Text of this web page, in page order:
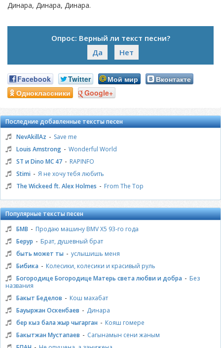
Динара, Динара, Динара.
Опрос: Верный ли текст песни?
Да
Нет
Facebook Twitter Мой мир
Вконтакте
Одноклассники
Google+
Последние добавленные тексты песен
NevAkillAz - Save me
Louis Amstrong - Wonderful World
ST и Dino MC 47 - RAPINFO
Stimi - Я не хочу тебя любить
The Wickeed ft. Alex Holmes - From The Top
Популярные тексты песен
БМВ - Продаю машину BMV X5 93-го года
Берур - Брат, душевный брат
быть может ты - услышишь меня
Бибика - Колесики, колесики и красивый руль
Богородице Богородице Матерь света любви и добра - Без
названия
Бакыт Беделов - Кош махабат
Бауыржан Оскенбаев - Динара
бер кыз бала жыр чыгарган - Кояш гомере
Бакытжан Мустапаев - Сагынамын сени жаным